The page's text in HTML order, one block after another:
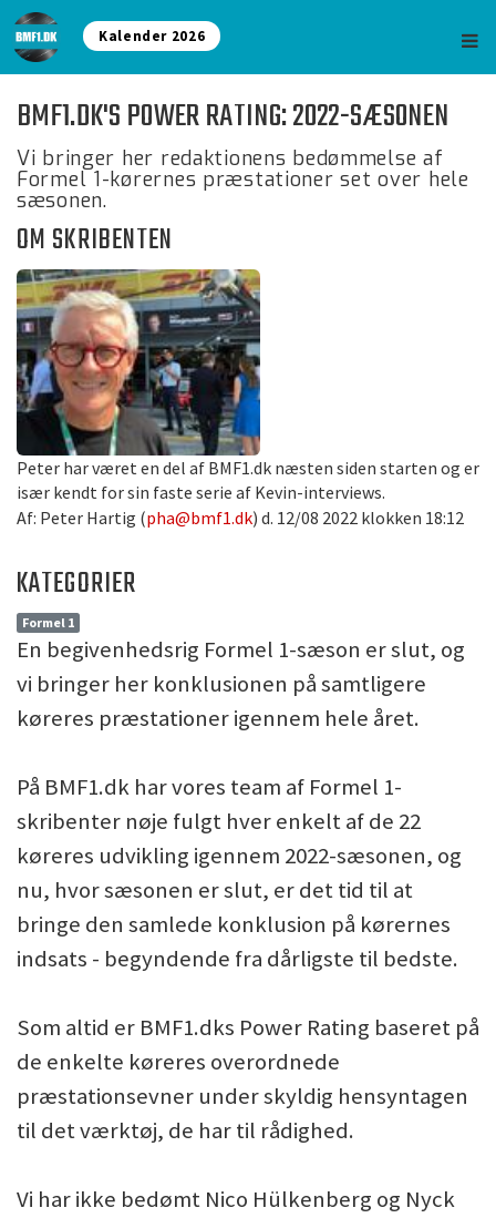
Kalender 2026
BMF1.DK'S POWER RATING: 2022-SÆSONEN
Vi bringer her redaktionens bedømmelse af
Formel 1-kørernes præstationer set over hele
sæsonen.
OM SKRIBENTEN
Peter har været en del af BMF1.dk næsten siden starten og er
især kendt for sin faste serie af Kevin-interviews.
Af: Peter Hartig (pha@bmf1.dk) d. 12/08 2022 klokken 18:12
KATEGORIER
Formel 1
En begivenhedsrig Formel 1-sæson er slut, og
vi bringer her konklusionen på samtligere
køreres præstationer igennem hele året.
På BMF1.dk har vores team af Formel 1-
skribenter nøje fulgt hver enkelt af de 22
køreres udvikling igennem 2022-sæsonen, og
nu, hvor sæsonen er slut, er det tid til at
bringe den samlede konklusion på kørernes
indsats - begyndende fra dårligste til bedste.
Som altid er BMF1.dks Power Rating baseret på
de enkelte køreres overordnede
præstationsevner under skyldig hensyntagen
til det værktøj, de har til rådighed.
Vi har ikke bedømt Nico Hülkenberg og Nyck